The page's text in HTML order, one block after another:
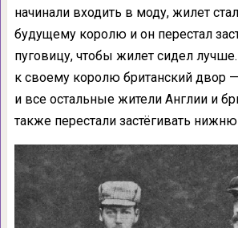
начинали входить в моду, жилет
будущему королю и он перестал
пуговицу, чтобы жилет сидел
к своему королю британский двор
и все остальные жители Англии и
также перестали застёгивать